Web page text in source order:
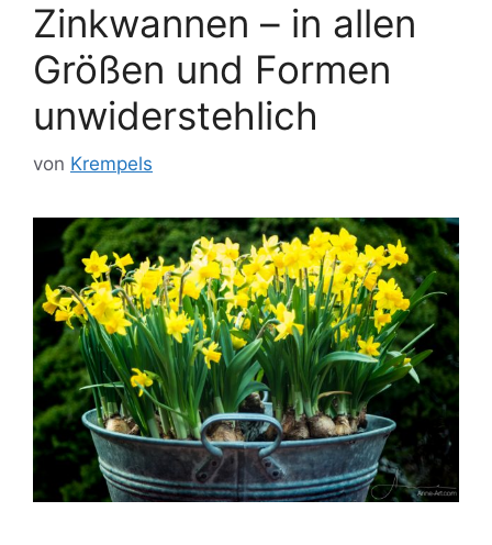
Zinkwannen – in allen
Größen und Formen
unwiderstehlich
von Krempels